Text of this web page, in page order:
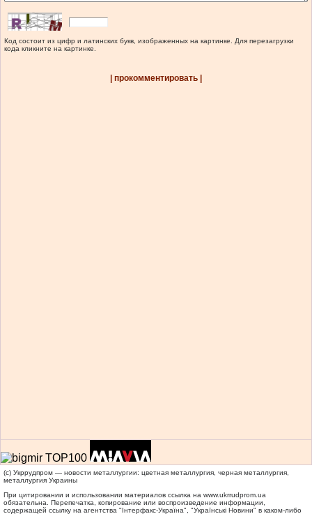
Код состоит из цифр и латинских букв, изображенных на картинке. Для перезагрузки
кода кликните на картинке.
| прокомментировать |
(c) Укррудпром — новости металлургии: цветная металлургия, черная металлургия,
металлургия Украины
При цитировании и использовании материалов ссылка на www.ukrrudprom.ua
обязательна. Перепечатка, копирование или воспроизведение информации,
содержащей ссылку на агентства "Iнтерфакс-Україна", "Українськi Новини" в каком-либо